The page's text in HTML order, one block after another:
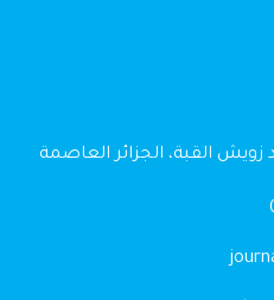
زويش القبة، الجزائر العاصمة